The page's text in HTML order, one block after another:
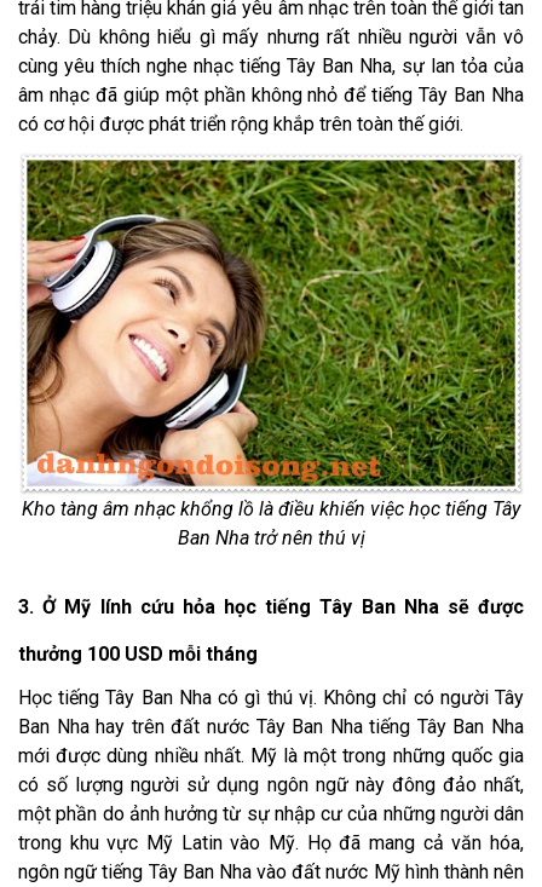
trái tim hàng triệu khán giả yêu âm nhạc trên toàn thế giới tan
chảy. Dù không hiểu gì mấy nhưng rất nhiều người vẫn vô
cùng yêu thích nghe nhạc tiếng Tây Ban Nha, sự lan tỏa của
âm nhạc đã giúp một phần không nhỏ để tiếng Tây Ban Nha
có cơ hội được phát triển rộng khắp trên toàn thế giới.
Kho tàng âm nhạc khổng lồ là điều khiến việc học tiếng Tây
Ban Nha trở nên thú vị
3. Ở Mỹ lính cứu hỏa học tiếng Tây Ban Nha sẽ được
thưởng 100 USD mỗi tháng
Học tiếng Tây Ban Nha có gì thú vị. Không chỉ có người Tây
Ban Nha hay trên đất nước Tây Ban Nha tiếng Tây Ban Nha
mới được dùng nhiều nhất. Mỹ là một trong những quốc gia
có số lượng người sử dụng ngôn ngữ này đông đảo nhất,
một phần do ảnh hưởng từ sự nhập cư của những người dân
trong khu vực Mỹ Latin vào Mỹ. Họ đã mang cả văn hóa,
ngôn ngữ tiếng Tây Ban Nha vào đất nước Mỹ hình thành nên